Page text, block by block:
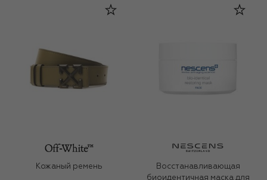
Кожаный ремень
Восстанавливающая
биоидентичная маска для